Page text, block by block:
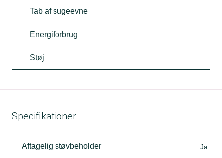
Tab af sugeevne
Energiforbrug
Støj
Specifikationer
Aftagelig støvbeholder Ja